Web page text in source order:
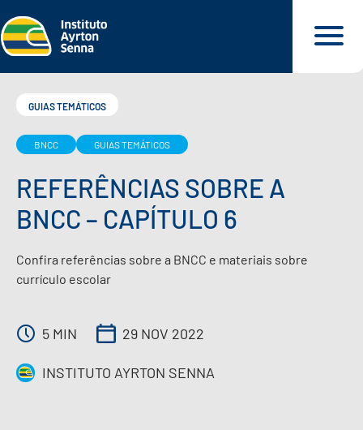
QUEM SOMOS
O QUE DEFENDEMOS
GUIAS TEMÁTICOS
BNCC GUIAS TEMÁTICOS
REFERÊNCIAS SOBRE A
BNCC – CAPÍTULO 6
Confira referências sobre a BNCC e materiais sobre
currículo escolar
5 MIN 29 NOV 2022
INSTITUTO AYRTON SENNA